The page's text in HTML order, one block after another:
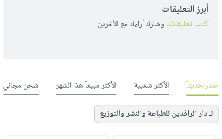
أبرز التعليقات
أكتب تعليقاتك وشارك أراءك مع الأخرين
صدر حديثاً الأكثر شعبية الأكثر مبيعاً هذا الشهر شحن مجاني
لـ دار الرافدين للطباعة والنشر والتوزيع